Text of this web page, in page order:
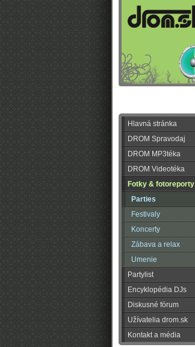
Hlavná stránka
DROM Spravodaj
DROM MP3téka
DROM Videotéka
Fotky & fotoreporty
Parties
Festivaly
Koncerty
Zábava a relax
Umenie
Partylist
Encyklopédia DJs
Diskusné fórum
Užívatelia drom.sk
Kontakt a média